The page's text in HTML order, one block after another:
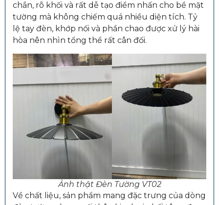
chắn, rõ khối và rất dễ tạo điểm nhấn cho bề mặt
tường mà không chiếm quá nhiều diện tích. Tỷ
lệ tay đèn, khớp nối và phần chao được xử lý hài
hòa nên nhìn tổng thể rất cân đối.
Ảnh thật Đèn Tường VT02
Về chất liệu, sản phẩm mang đặc trưng của dòng